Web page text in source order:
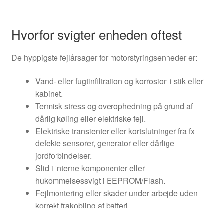
Hvorfor svigter enheden oftest
De hyppigste fejlårsager for motorstyringsenheder er:
Vand- eller fugtinfiltration og korrosion i stik eller
kabinet.
Termisk stress og overophedning på grund af
dårlig køling eller elektriske fejl.
Elektriske transienter eller kortslutninger fra fx
defekte sensorer, generator eller dårlige
jordforbindelser.
Slid i interne komponenter eller
hukommelsessvigt i EEPROM/Flash.
Fejlmontering eller skader under arbejde uden
korrekt frakobling af batteri.